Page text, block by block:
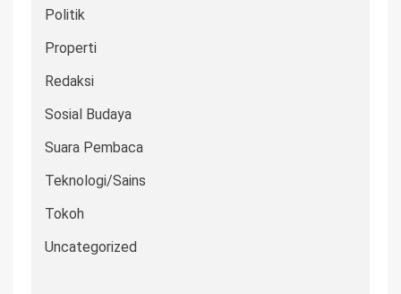
Politik
Properti
Redaksi
Sosial Budaya
Suara Pembaca
Teknologi/Sains
Tokoh
Uncategorized